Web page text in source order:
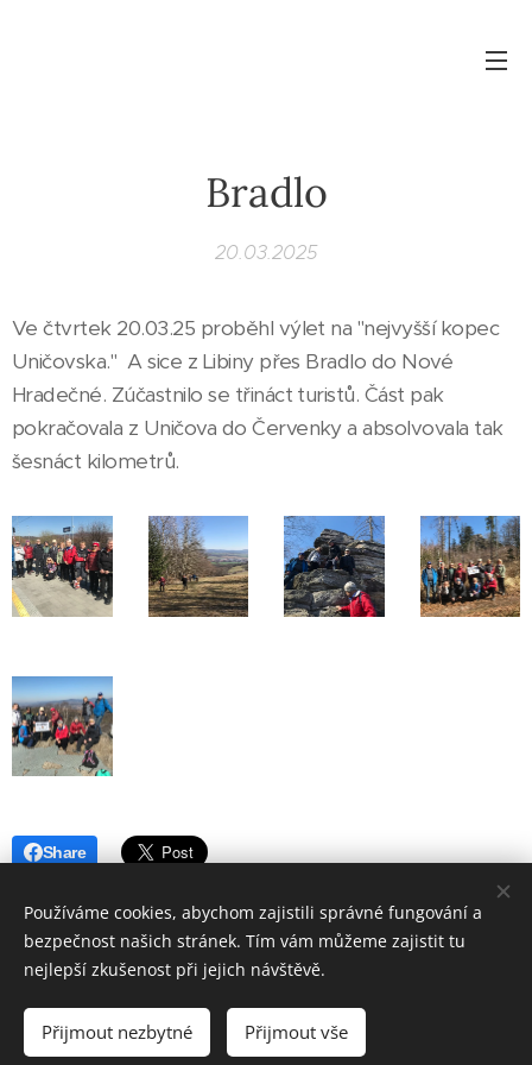
Bradlo
20.03.2025
Ve čtvrtek 20.03.25 proběhl výlet na "nejvyšší kopec
Uničovska." A sice z Libiny přes Bradlo do Nové
Hradečné. Zúčastnilo se třináct turistů. Část pak
pokračovala z Uničova do Červenky a absolvovala tak
šesnáct kilometrů.
Share
© 2019 Hostinec u nádraží Červenka | Všechna práva vyhrazena
Vytvořeno službouWebnode
Používáme cookies, abychom zajistili správné fungování a
bezpečnost našich stránek. Tím vám můžeme zajistit tu
nejlepší zkušenost při jejich návštěvě.
Přijmout nezbytné Přijmout vše